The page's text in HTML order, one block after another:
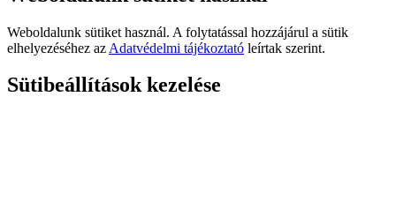
Weboldalunk sütiket használ. A folytatással hozzájárul a sütik
elhelyezéséhez az Adatvédelmi tájékoztató leírtak szerint.
Sütibeállítások kezelése